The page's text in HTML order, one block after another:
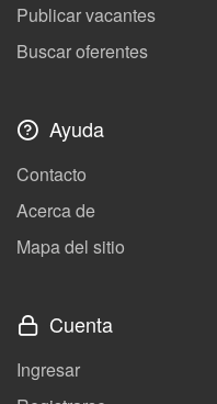
Publicar vacantes
Buscar oferentes
Ayuda
Contacto
Acerca de
Mapa del sitio
Cuenta
Ingresar